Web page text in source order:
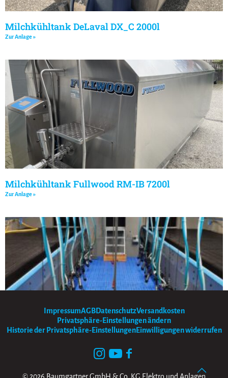
Milchkühltank DeLaval DX_C 2000l
Zur Anlage »
Milchkühltank Fullwood RM-IB 7200l
Zur Anlage »
ImpressumAGBDatenschutzVersandkosten
Privatsphäre-Einstellungen ändern
Historie der Privatsphäre-EinstellungenEinwilligungen widerrufen